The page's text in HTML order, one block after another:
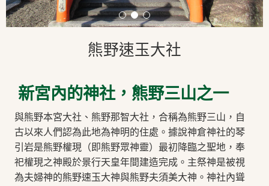
熊野速玉大社
新宮內的神社，熊野三山之一
與熊野本宮大社、熊野那智大社，合稱為熊野三山，自
古以來人們認為此地為神明的住處。據說神倉神社的琴
引岩是熊野權現（即熊野眾神靈）最初降臨之聖地，奉
祀權現之神殿於景行天皇年間建造完成。主祭神是被視
為夫婦神的熊野速玉大神與熊野夫須美大神。神社內聳